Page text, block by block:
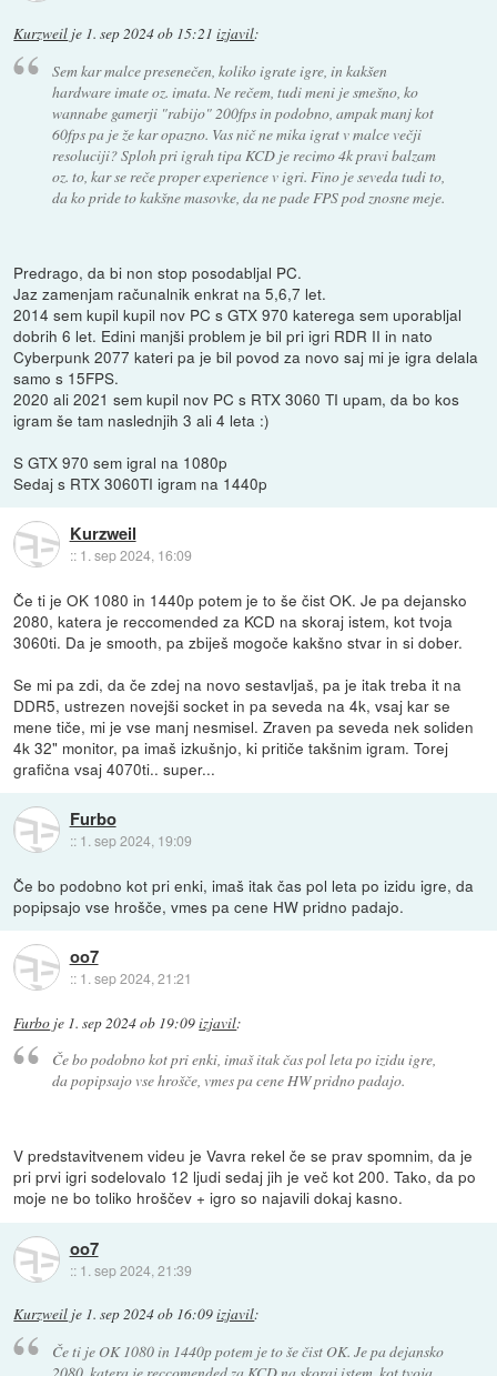
Kurzweil je 1. sep 2024 ob 15:21 izjavil:
Sem kar malce presenečen, koliko igrate igre, in kakšen
hardware imate oz. imata. Ne rečem, tudi meni je smešno, ko
wannabe gamerji "rabijo" 200fps in podobno, ampak manj kot
60fps pa je že kar opazno. Vas nič ne mika igrat v malce večji
resoluciji? Sploh pri igrah tipa KCD je recimo 4k pravi balzam
oz. to, kar se reče proper experience v igri. Fino je seveda tudi to,
da ko pride to kakšne masovke, da ne pade FPS pod znosne meje.
Predrago, da bi non stop posodabljal PC.
Jaz zamenjam računalnik enkrat na 5,6,7 let.
2014 sem kupil kupil nov PC s GTX 970 katerega sem uporabljal
dobrih 6 let. Edini manjši problem je bil pri igri RDR II in nato
Cyberpunk 2077 kateri pa je bil povod za novo saj mi je igra delala
samo s 15FPS.
2020 ali 2021 sem kupil nov PC s RTX 3060 TI upam, da bo kos
igram še tam naslednjih 3 ali 4 leta :)
S GTX 970 sem igral na 1080p
Sedaj s RTX 3060TI igram na 1440p
Kurzweil
:: 1. sep 2024, 16:09
Če ti je OK 1080 in 1440p potem je to še čist OK. Je pa dejansko
2080, katera je reccomended za KCD na skoraj istem, kot tvoja
3060ti. Da je smooth, pa zbiješ mogoče kakšno stvar in si dober.
Se mi pa zdi, da če zdej na novo sestavljaš, pa je itak treba it na
DDR5, ustrezen novejši socket in pa seveda na 4k, vsaj kar se
mene tiče, mi je vse manj nesmisel. Zraven pa seveda nek soliden
4k 32" monitor, pa imaš izkušnjo, ki pritiče takšnim igram. Torej
grafična vsaj 4070ti.. super...
Furbo
:: 1. sep 2024, 19:09
Če bo podobno kot pri enki, imaš itak čas pol leta po izidu igre, da
popipsajo vse hrošče, vmes pa cene HW pridno padajo.
oo7
:: 1. sep 2024, 21:21
Furbo je 1. sep 2024 ob 19:09izjavil:
Če bo podobno kot pri enki, imaš itak čas pol leta po izidu igre,
da popipsajo vse hrošče, vmes pa cene HW pridno padajo.
V predstavitvenem videu je Vavra rekel če se prav spomnim, da je
pri prvi igri sodelovalo 12 ljudi sedaj jih je več kot 200. Tako, da po
moje ne bo toliko hroščev + igro so najavili dokaj kasno.
oo7
:: 1. sep 2024, 21:39
Kurzweil je 1. sep 2024 ob 16:09izjavil:
Če ti je OK 1080 in 1440p potem je to še čist OK. Je pa dejansko